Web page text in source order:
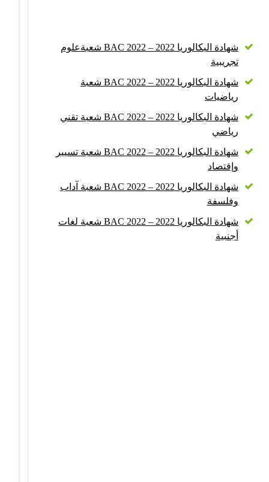
شهادة البكالوريا 2022 – BAC 2022 شعبةعلوم
تجريبية
شهادة البكالوريا 2022 – BAC 2022 شعبة
رياضيات
شهادة البكالوريا 2022 – BAC 2022 شعبة تقني
رياضي
شهادة البكالوريا 2022 – BAC 2022 شعبة تسيير
وإقتصاد
شهادة البكالوريا 2022 – BAC 2022 شعبة آداب
وفلسفة
شهادة البكالوريا 2022 – BAC 2022 شعبة لغات
أجنبية